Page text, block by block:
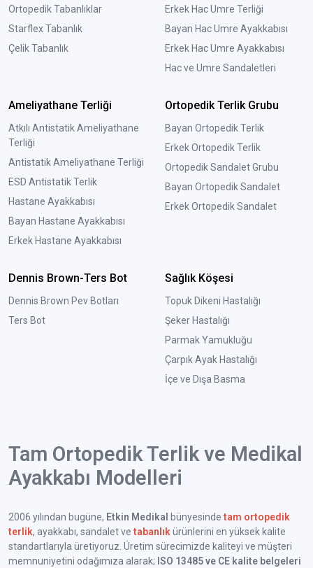
Ortopedik Tabanlıklar
Starflex Tabanlık
Çelik Tabanlık
Erkek Hac Umre Terliği
Bayan Hac Umre Ayakkabısı
Erkek Hac Umre Ayakkabısı
Hac ve Umre Sandaletleri
Ameliyathane Terliği
Atkılı Antistatik Ameliyathane
Terliği
Antistatik Ameliyathane Terliği
ESD Antistatik Terlik
Hastane Ayakkabısı
Bayan Hastane Ayakkabısı
Erkek Hastane Ayakkabısı
Ortopedik Terlik Grubu
Bayan Ortopedik Terlik
Erkek Ortopedik Terlik
Ortopedik Sandalet Grubu
Bayan Ortopedik Sandalet
Erkek Ortopedik Sandalet
Dennis Brown-Ters Bot
Dennis Brown Pev Botları
Ters Bot
Sağlık Köşesi
Topuk Dikeni Hastalığı
Şeker Hastalığı
Parmak Yamukluğu
Çarpık Ayak Hastalığı
İçe ve Dışa Basma
Tam Ortopedik Terlik ve Medikal
Ayakkabı Modelleri
2006 yılından bugüne, Etkin Medikal bünyesindetam ortopedik
terlik, ayakkabı, sandalet vetabanlık ürünlerini en yüksek kalite
standartlarıyla üretiyoruz. Üretim sürecimizde kaliteyi ve müşteri
memnuniyetini odağımıza alarak; ISO 13485 ve CE kalite belgeleri